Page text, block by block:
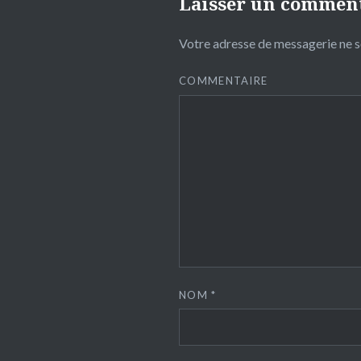
Votre adresse de messagerie ne
COMMENTAIRE
NOM*